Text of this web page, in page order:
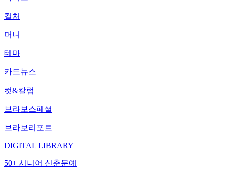
컬처
머니
테마
카드뉴스
컷&칼럼
브라보스페셜
브라보리포트
DIGITAL LIBRARY
50+ 시니어 신춘문예